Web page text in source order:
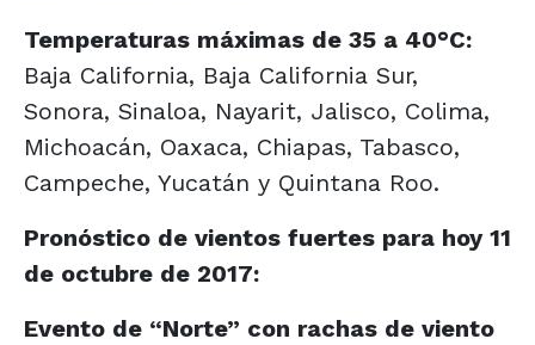
Temperaturas máximas de 35 a 40°C:
Baja California, Baja California Sur,
Sonora, Sinaloa, Nayarit, Jalisco, Colima,
Michoacán, Oaxaca, Chiapas, Tabasco,
Campeche, Yucatán y Quintana Roo.
Pronóstico de vientos fuertes para hoy 11
de octubre de 2017:
Evento de “Norte” con rachas de viento